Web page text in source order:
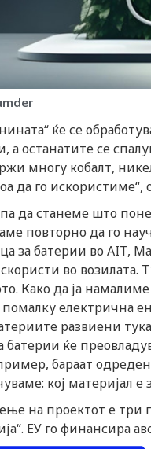
ќе се
а останатите се
многу кобалт,
да го искористиме“,
да станеме што
повторно да го
за батерии во AIT,
во возилата.
Како да ја
електрична
развиени
ќе
бараат
кој материјал е
на проектот е три
ЕУ го финансира